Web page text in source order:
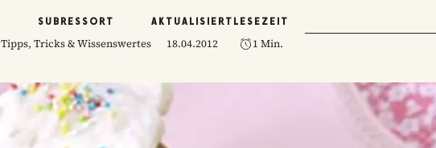
SUBRESSORT
Tipps, Tricks & Wissenswertes
AKTUALISIERT
18.04.2012
LESEZEIT
1 Min.